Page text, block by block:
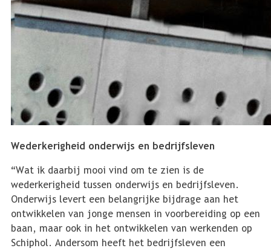
Wederkerigheid onderwijs en bedrijfsleven
“Wat ik daarbij mooi vind om te zien is de
wederkerigheid tussen onderwijs en bedrijfsleven.
Onderwijs levert een belangrijke bijdrage aan het
ontwikkelen van jonge mensen in voorbereiding op een
baan, maar ook in het ontwikkelen van werkenden op
Schiphol. Andersom heeft het bedrijfsleven een